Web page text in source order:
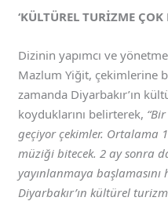
‘KÜLTÜREL TURİZME
Dizinin yapımcı ve
Mazlum Yiğit, çekimlerine
zamanda Diyarbakır’ın
koyduklarını belirterek,
geçiyor çekimler. Ortalama
müziği bitecek. 2 ay sonra
yayınlanmaya
Diyarbakır’ın kültürel